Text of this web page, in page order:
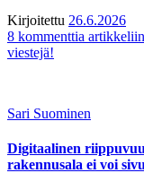
Kirjoitettu 26.6.2026
8 kommenttia
viestejä!
Sari Suominen
Digitaalinen
rakennusala ei voi